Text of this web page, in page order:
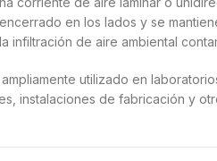
en los lados y se
infiltración de aire ambiental
utilizado en
instalaciones de fabricación y